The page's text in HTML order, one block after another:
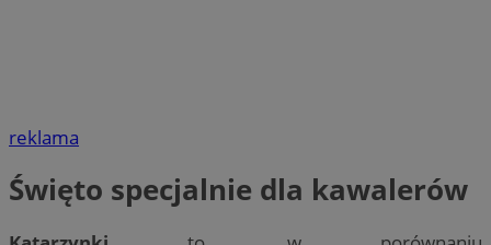
reklama
Święto specjalnie dla kawalerów